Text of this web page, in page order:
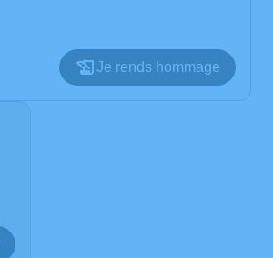
Je rends hommage